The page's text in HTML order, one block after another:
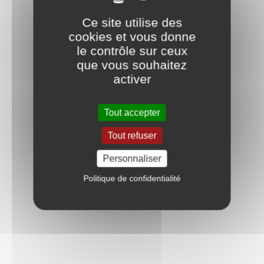
Ce site utilise des
cookies et vous donne
le contrôle sur ceux
que vous souhaitez
activer
Tout accepter
Tout refuser
Personnaliser
Politique de confidentialité